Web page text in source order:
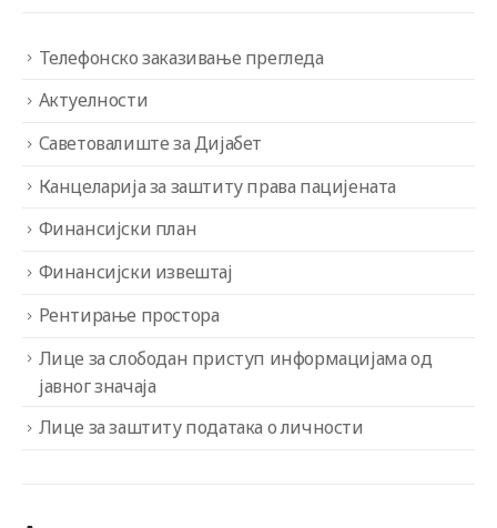
Телефонско заказивање прегледа
Актуелности
Саветовалиште за Дијабет
Канцеларија за заштиту права пацијената
Финансијски план
Финансијски извештај
Рентирање простора
Лице за слободан приступ информацијама од
јавног значаја
Лице за заштиту података о личности